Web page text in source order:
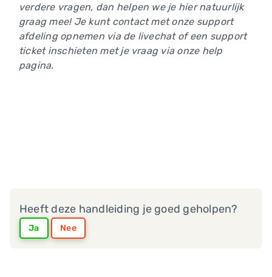
verdere vragen, dan helpen we je hier natuurlijk
graag mee! Je kunt contact met onze support
afdeling opnemen via de livechat of een support
ticket inschieten met je vraag via onze help
pagina.
Heeft deze handleiding je goed geholpen?
Ja Nee